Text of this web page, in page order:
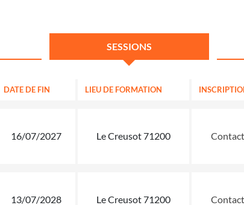
SESSIONS
DATE DE FIN LIEU DE FORMATION
16/07/2027 Le Creusot 71200
13/07/2028 Le Creusot 71200